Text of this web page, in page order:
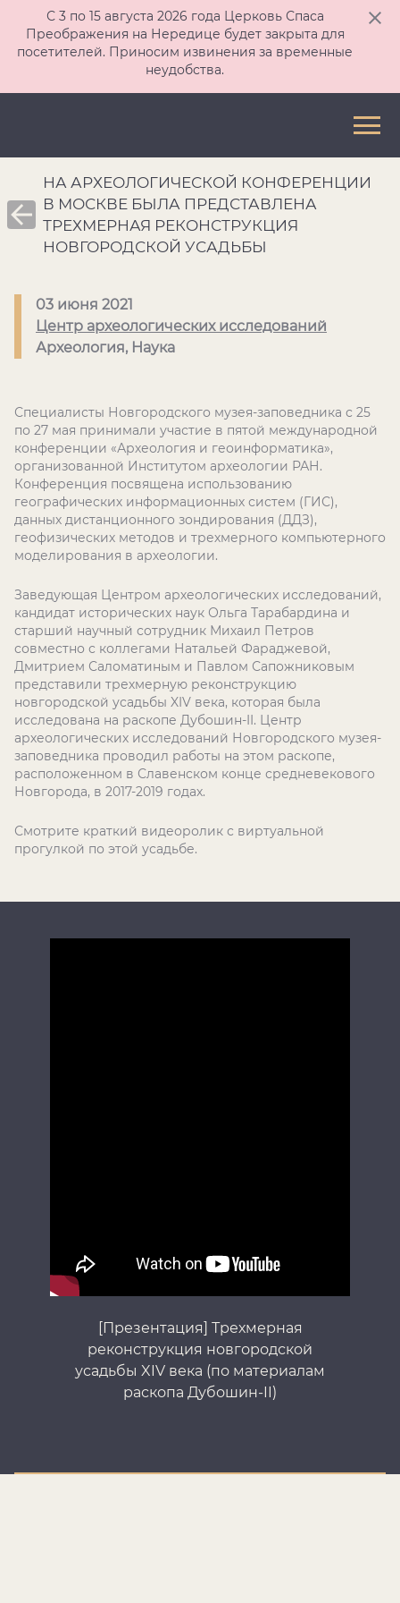
С 3 по 15 августа 2026 года Церковь Спаса
Преображения на Нередице будет закрыта для
посетителей. Приносим извинения за временные
неудобства.
НА АРХЕОЛОГИЧЕСКОЙ КОНФЕРЕНЦИИ
В МОСКВЕ БЫЛА ПРЕДСТАВЛЕНА
ТРЕХМЕРНАЯ РЕКОНСТРУКЦИЯ
НОВГОРОДСКОЙ УСАДЬБЫ
03 июня 2021
Центр археологических исследований
Археология, Наука
Специалисты Новгородского музея-заповедника с 25
по 27 мая принимали участие в пятой международной
конференции «Археология и геоинформатика»,
организованной Институтом археологии РАН.
Конференция посвящена использованию
географических информационных систем (ГИС),
данных дистанционного зондирования (ДДЗ),
геофизических методов и трехмерного компьютерного
моделирования в археологии.
Заведующая Центром археологических исследований,
кандидат исторических наук Ольга Тарабардина и
старший научный сотрудник Михаил Петров
совместно с коллегами Натальей Фараджевой,
Дмитрием Саломатиным и Павлом Сапожниковым
представили трехмерную реконструкцию
новгородской усадьбы XIV века, которая была
исследована на раскопе Дубошин-II. Центр
археологических исследований Новгородского музея-
заповедника проводил работы на этом раскопе,
расположенном в Славенском конце средневекового
Новгорода, в 2017-2019 годах.
Смотрите краткий видеоролик с виртуальной
прогулкой по этой усадьбе.
[Презентация] Трехмерная
реконструкция новгородской
усадьбы XIV века (по материалам
раскопа Дубошин-II)